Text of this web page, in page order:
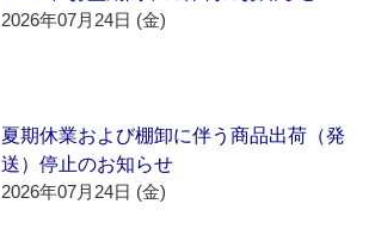
2026年07月24日 (金)
夏期休業および棚卸に伴う商品出荷（発
送）停止のお知らせ
2026年07月24日 (金)